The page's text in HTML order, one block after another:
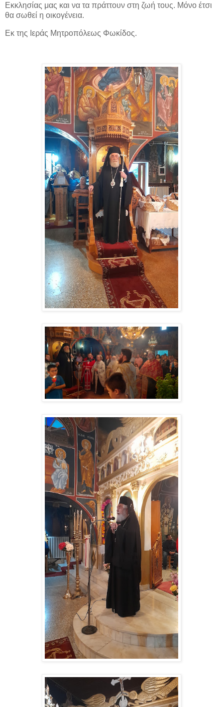
Εκκλησίας μας και να τα πράττουν στη ζωή τους. Μόνο έτσι
θα σωθεί η οικογένεια.
Εκ της Ιεράς Μητροπόλεως Φωκίδος.